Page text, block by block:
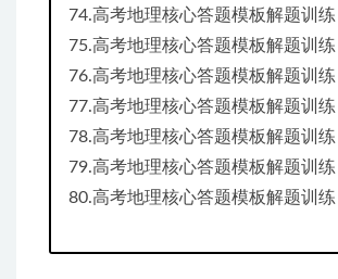
74.高考地理核心答题模板解题训练
75.高考地理核心答题模板解题训
76.高考地理核心答题模板解题训练
77.高考地理核心答题模板解题训练
78.高考地理核心答题模板解题训
79.高考地理核心答题模板解题训练
80.高考地理核心答题模板解题训